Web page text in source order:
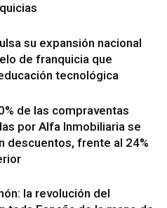
su expansión nacional
de franquicia que
tecnológica
de las compraventas
por Alfa Inmobiliaria se
descuentos, frente al 24%
la revolución del